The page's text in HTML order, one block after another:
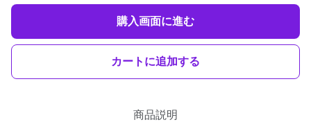
購入画面に進む
カートに追加する
商品説明